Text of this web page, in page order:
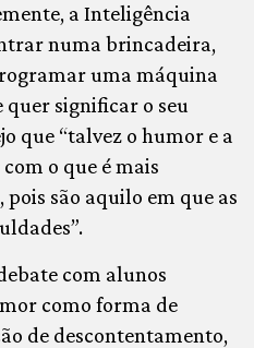
a Inteligência
numa brincadeira,
uma máquina
significar o seu
que “talvez o humor e a
o que é mais
são aquilo em que as
com alunos
como forma de
de descontentamento,